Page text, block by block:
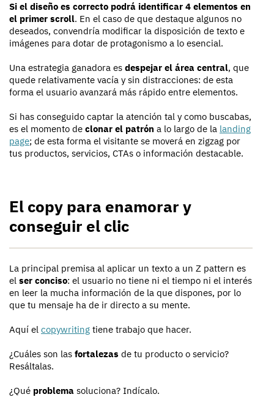
Si el diseño es correcto podrá identificar 4 elementos en
el primer scroll. En el caso de que destaque algunos no
deseados, convendría modificar la disposición de texto e
imágenes para dotar de protagonismo a lo esencial.
Una estrategia ganadora es despejar el área central, que
quede relativamente vacía y sin distracciones: de esta
forma el usuario avanzará más rápido entre elementos.
Si has conseguido captar la atención tal y como buscabas,
es el momento de clonar el patrón a lo largo de la landing
page; de esta forma el visitante se moverá en zigzag por
tus productos, servicios, CTAs o información destacable.
El copy para enamorar y
conseguir el clic
La principal premisa al aplicar un texto a un Z pattern es
el ser conciso: el usuario no tiene ni el tiempo ni el interés
en leer la mucha información de la que dispones, por lo
que tu mensaje ha de ir directo a su mente.
Aquí el copywriting tiene trabajo que hacer.
¿Cuáles son las fortalezas de tu producto o servicio?
Resáltalas.
¿Qué problema soluciona? Indícalo.